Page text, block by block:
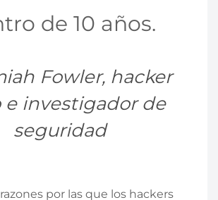
de 10 años.
Fowler, hacker
e investigador de
seguridad
por las que los hackers